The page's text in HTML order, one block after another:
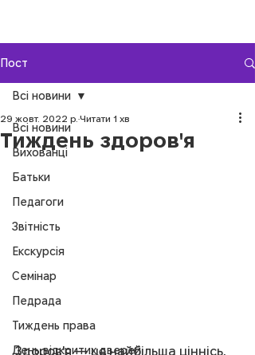
Пост
Всі новини
Вихованці
Батьки
Педагоги
Звітність
Екскурсія
Семінар
Педрада
Тиждень права
День відкритих дверей
Всі новини
Тиждень здоров'я
29 жовт. 2022 р. Читати 1 хв
Здоров'я — це найбільша ціннісь,